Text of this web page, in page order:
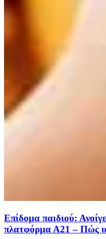
Επίδομα παιδιού:
πλατφόρμα Α21 – Πώς